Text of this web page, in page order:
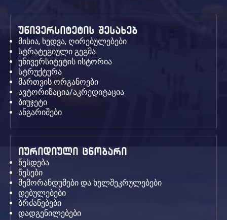
უნივერსიტეტის შესახებ
მისია, ხედვა, ღირებულებები
სტრატეგიული გეგმა
უნივერსიტეტის ისტორია
სტრუქტურა
მართვის ორგანოები
ავტორიზაცია/აკრედიტაცია
ბიუჯეტი
ანგარიშები
იურიდიული ცნობარი
წესდება
წესები
მემორანდუმები და ხელშეკრულებები
დებულებები
ბრძანებები
დადგენილებები